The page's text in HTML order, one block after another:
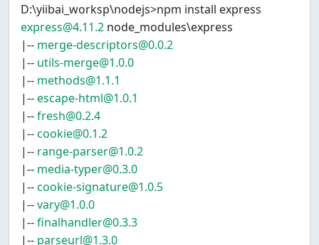
D:\yiibai_worksp\nodejs>npm install express
express@4.11.2 node_modules\express
|-- merge-descriptors@0.0.2
|-- utils-merge@1.0.0
|-- methods@1.1.1
|--escape-html@1.0.1
|--fresh@0.2.4
|--cookie@0.1.2
|-- range-parser@1.0.2
|-- media-typer@0.3.0
|--cookie-signature@1.0.5
|--vary@1.0.0
|--finalhandler@0.3.3
|-- parseurl@1.3.0